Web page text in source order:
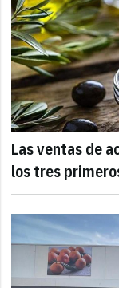
Las ventas de
los tres